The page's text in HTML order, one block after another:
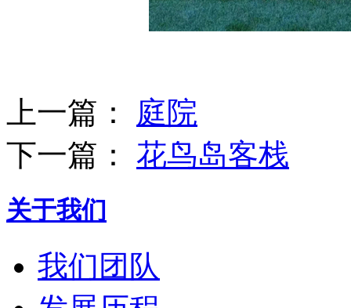
上一篇： 庭院
下一篇： 花鸟岛客栈
关于我们
我们团队